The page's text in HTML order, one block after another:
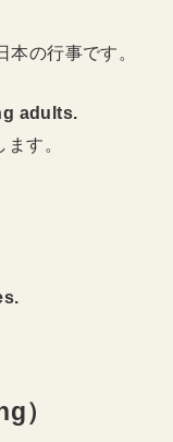
の行事です。
adults.
す。
）